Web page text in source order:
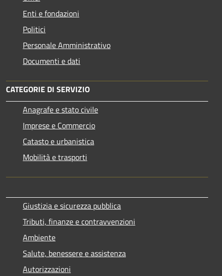
Enti e fondazioni
Politici
Personale Amministrativo
Documenti e dati
CATEGORIE DI SERVIZIO
Anagrafe e stato civile
Imprese e Commercio
Catasto e urbanistica
Mobilità e trasporti
Giustizia e sicurezza pubblica
Tributi, finanze e contravvenzioni
Ambiente
Salute, benessere e assistenza
Autorizzazioni